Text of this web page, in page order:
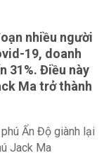
nhiều người
19, doanh
31%. Điều này
Ma trở thành
Ấn Độ giành lại
Jack Ma